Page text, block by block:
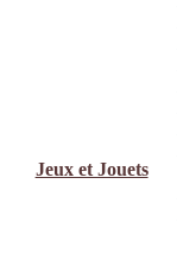
Jeux et Jouets